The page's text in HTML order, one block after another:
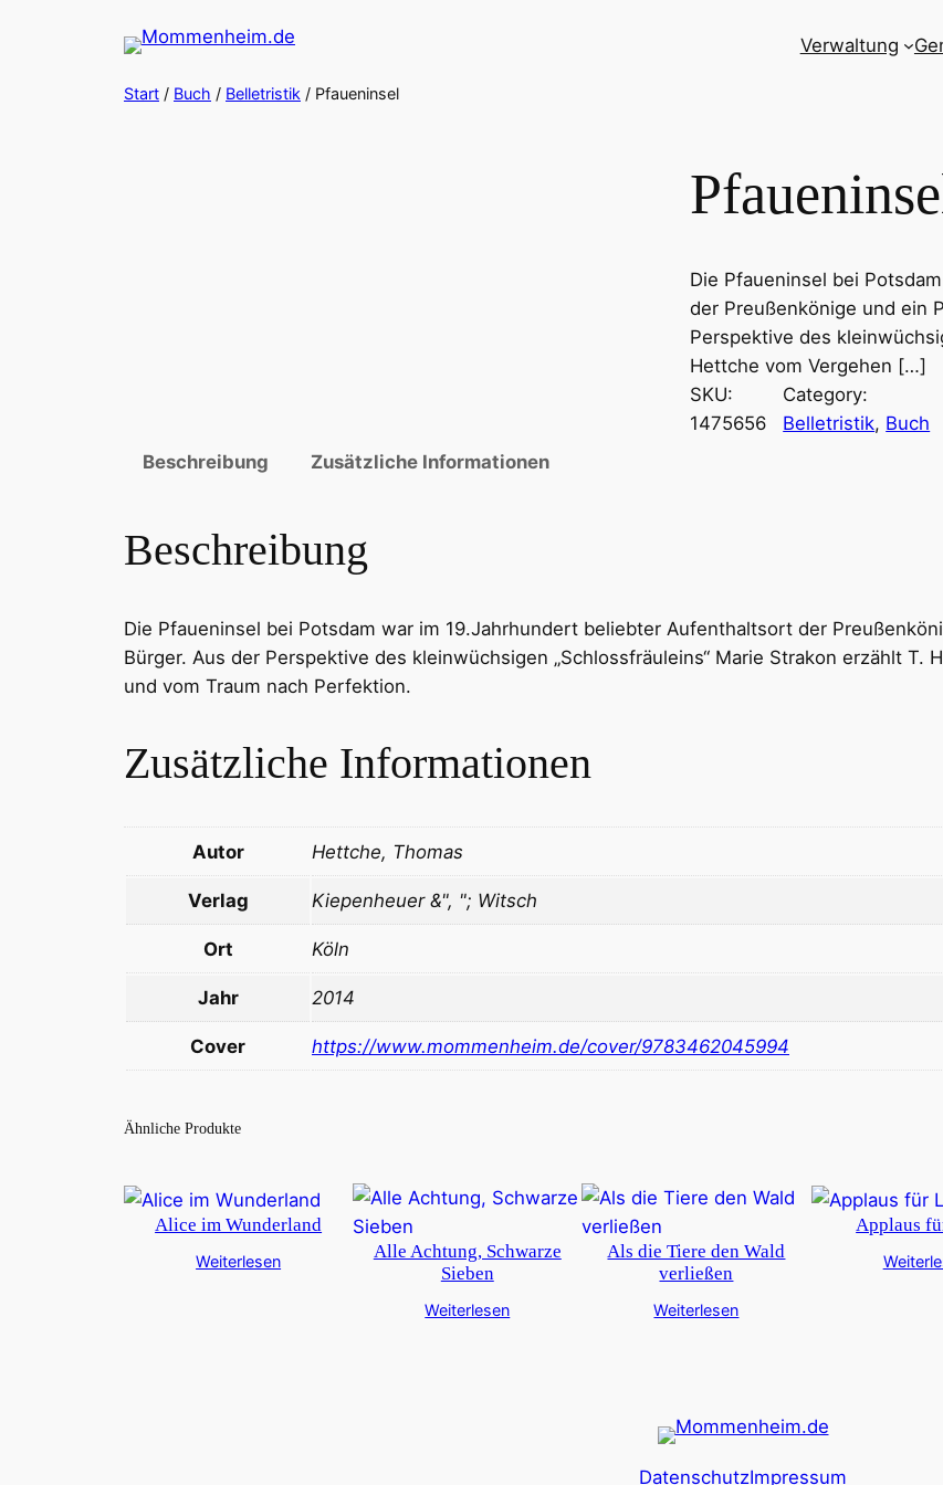
Verwaltung
Start / Buch / Belletristik / Pfaueninsel
Die Pfaueninsel bei
der Preußenkönige und ein
Perspektive des
Hettche vom Vergehen […]
SKU:
1475656
Category:
Belletristik, Buch
Beschreibung
Zusätzliche Informationen
Beschreibung
Die Pfaueninsel bei Potsdam war im 19.Jahrhundert beliebter Aufenthaltsort der
Bürger. Aus der Perspektive des kleinwüchsigen „Schlossfräuleins“ Marie Strakon erzählt
und vom Traum nach Perfektion.
Zusätzliche Informationen
Autor Hettche, Thomas
Verlag Kiepenheuer &", "; Witsch
Ort Köln
Jahr 2014
Cover https://www.mommenheim.de/cover/9783462045994
Ähnliche Produkte
Alice im Wunderland
Weiterlesen
Alle Achtung, Schwarze
Sieben
Weiterlesen
Als die Tiere den Wald
verließen
Weiterlesen
Applaus
DatenschutzImpressum